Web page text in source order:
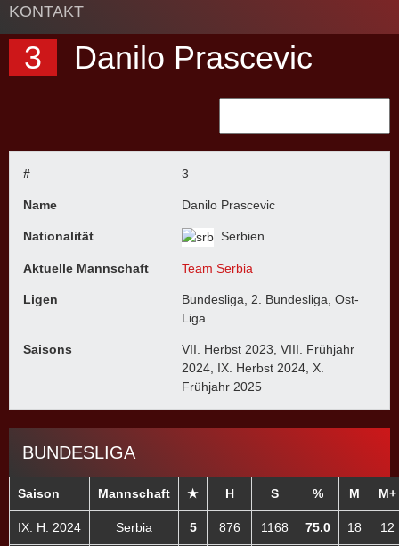
KONTAKT
3 Danilo Prascevic
# 3
Name Danilo Prascevic
Nationalität Serbien
Aktuelle Mannschaft Team Serbia
Ligen
Bundesliga, 2. Bundesliga, Ost-
Liga
Saisons
VII. Herbst 2023, VIII. Frühjahr
2024, IX. Herbst 2024, X.
Frühjahr 2025
BUNDESLIGA
Saison Mannschaft ★ H S % M M+
IX. H. 2024 Serbia 5 876 1168 75.0 18 12